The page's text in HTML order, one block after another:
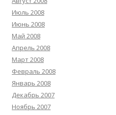
Июль 2008
Июнь 2008
Май 2008
Апрель 2008
Март 2008
Февраль 2008
Январь 2008
Декабрь 2007
Ноябрь 2007